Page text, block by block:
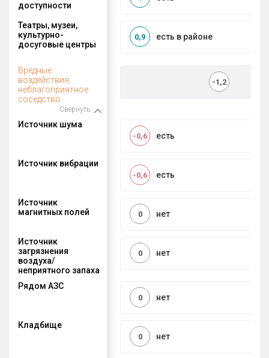
доступности
Театры, музеи,
культурно-
досуговые центры
есть в районе
0,9
Вредные
воздействия,
неблагоприятное
соседство
Свернуть
-1,2
Источник шума
есть
-0,6
Источник вибрации
есть
-0,6
Источник
магнитных полей
нет
0
Источник
загрязнения
воздуха/
неприятного запаха
нет
0
Рядом АЗС
нет
0
Кладбище
нет
0